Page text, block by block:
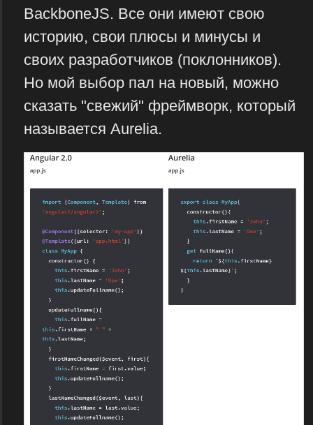
BackboneJS. Все они имеют свою
историю, свои плюсы и минусы и
своих разработчиков (поклонников).
Но мой выбор пал на новый, можно
сказать "свежий" фреймворк, который
называется Aurelia.